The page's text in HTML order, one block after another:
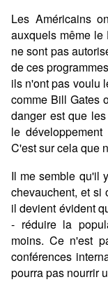
Les Américains
auxquels même le
ne sont pas
de ces
ils n'ont pas voulu
comme Bill Gates
danger est que
le
C'est sur cela que
Il me semble qu'il
chevauchent, et si
il devient évident
- réduire la
moins. Ce n'est
conférences
pourra pas nourrir